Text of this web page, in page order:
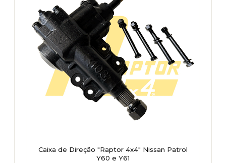
Caixa de Direção "Raptor 4x4" Nissan Patrol
Y60 e Y61